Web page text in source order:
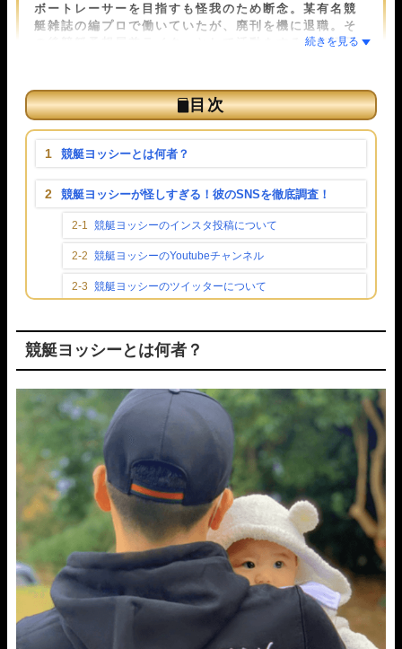
ボートレーサーを目指す も怪我のため断念。 某有名競
艇雑誌の編プロ で働いていたが、廃刊を機に退職。そ
兼ライターとして活動をする中で福岡
とから「被害者を減らしたい」という福岡の思いに共
感。
毎日200以上の競艇予想サイトを検証し、競艇歴30年
と元プロ予想師の経験と知見で「本物」の競艇予想サ
イトを日々研究し続ける。
競艇予想サイト解体新書では主に検証記事を担当す
る。
目次
競艇ヨッシーとは何者？
競艇ヨッシーが怪しすぎる！彼のSNSを徹底調査！
競艇ヨッシーのインスタ投稿について
競艇ヨッシーのYoutubeチャンネル
競艇ヨッシーのツイッターについて
競艇ヨッシーの評判は？口コミやツイートを調査
競艇ヨッシーについて高評価の口コミ
競艇ヨッシーについて低評価の口コミ
競艇ヨッシーの運営情報は信用できる？
競艇ヨッシーまとめ
競艇ヨッシーとは何者？